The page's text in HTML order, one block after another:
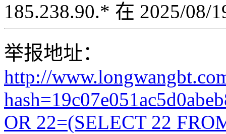
185.238.90.* 在 2025/08/
举报地址：
http://
OR 22=(SELECT 22